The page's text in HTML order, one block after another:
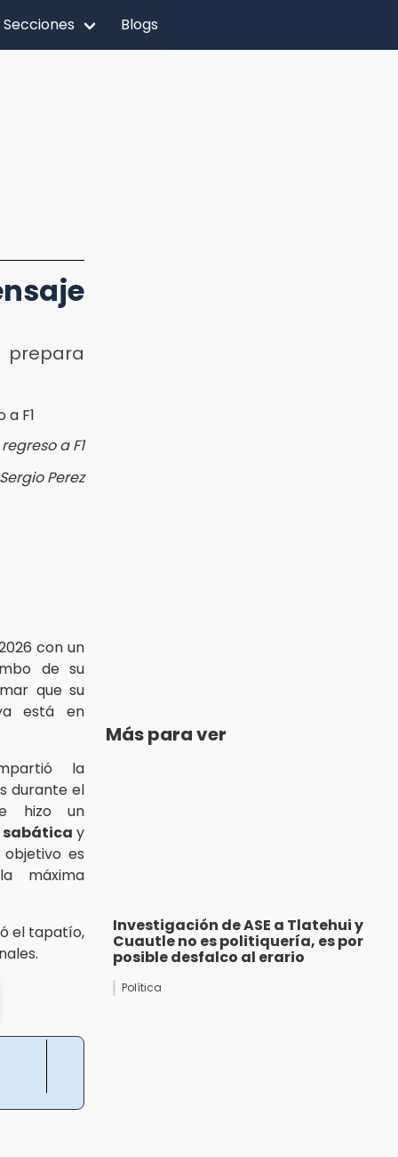
Secciones Blogs
prepara
a F1
Perez
con un
de su
que su
está en
la
durante el
hizo un
sabática y
es
máxima
el tapatío,
Más para ver
Investigación de ASE a Tlatehui y
Cuautle no es politiquería, es por
posible desfalco al erario
Política